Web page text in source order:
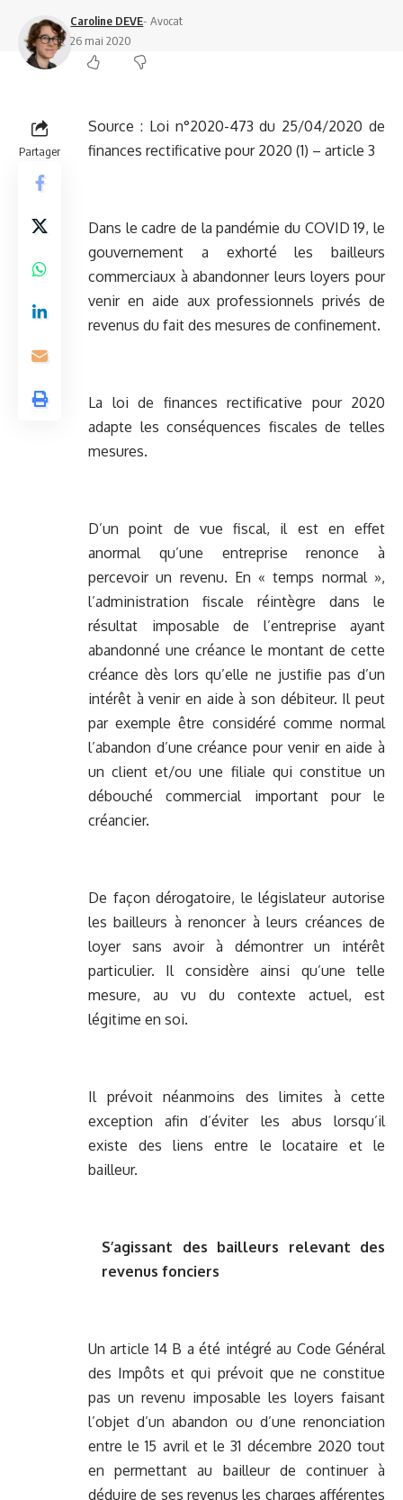
Caroline DEVE- Avocat
26 mai 2020
Partager
Source : Loi n°2020-473 du 25/04/2020 de
finances rectificative pour 2020 (1) – article 3
Dans le cadre de la pandémie du COVID 19, le
gouvernement a exhorté les bailleurs
commerciaux à abandonner leurs loyers pour
venir en aide aux professionnels privés de
revenus du fait des mesures de confinement.
La loi de finances rectificative pour 2020
adapte les conséquences fiscales de telles
mesures.
D’un point de vue fiscal, il est en effet
anormal qu’une entreprise renonce à
percevoir un revenu. En « temps normal »,
l’administration fiscale réintègre dans le
résultat imposable de l’entreprise ayant
abandonné une créance le montant de cette
créance dès lors qu’elle ne justifie pas d’un
intérêt à venir en aide à son débiteur. Il peut
par exemple être considéré comme normal
l’abandon d’une créance pour venir en aide à
un client et/ou une filiale qui constitue un
débouché commercial important pour le
créancier.
De façon dérogatoire, le législateur autorise
les bailleurs à renoncer à leurs créances de
loyer sans avoir à démontrer un intérêt
particulier. Il considère ainsi qu’une telle
mesure, au vu du contexte actuel, est
légitime en soi.
Il prévoit néanmoins des limites à cette
exception afin d’éviter les abus lorsqu’il
existe des liens entre le locataire et le
bailleur.
S’agissant des bailleurs relevant des
revenus fonciers
Un article 14 B a été intégré au Code Général
des Impôts et qui prévoit que ne constitue
pas un revenu imposable les loyers faisant
l’objet d’un abandon ou d’une renonciation
entre le 15 avril et le 31 décembre 2020 tout
en permettant au bailleur de continuer à
déduire de ses revenus les charges afférentes